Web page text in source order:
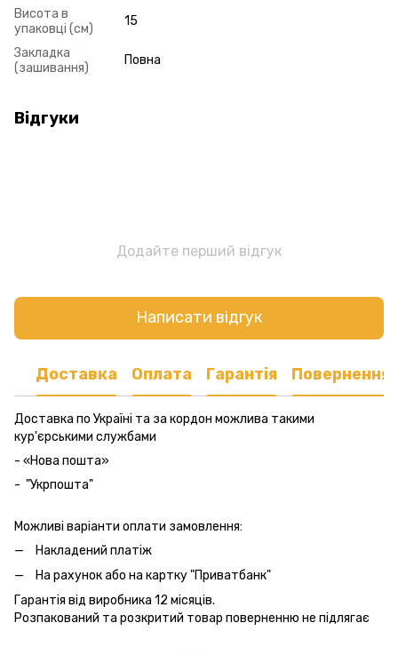
Висота в
упаковці (см)
15
Закладка
(зашивання)
Повна
Відгуки
Додайте перший відгук
Написати відгук
Доставка Оплата Гарантія Повернення
Доставка по Україні та за кордон можлива такими
кур'єрськими службами
- «Нова пошта»
- "Укрпошта"
Можливі варіанти оплати замовлення:
Накладений платіж
На рахунок або на картку "Приватбанк"
Гарантія від виробника 12 місяців.
Розпакований та розкритий товар поверненню не підлягає